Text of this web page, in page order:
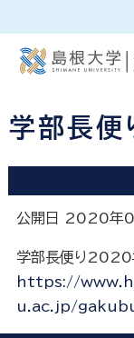
学部長
公開日 2020年
学部長便り2020
https://
u.ac.jp/